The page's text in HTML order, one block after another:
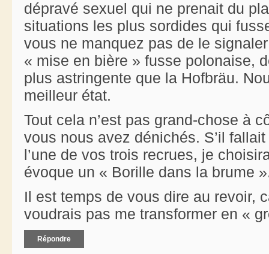
dépravé sexuel qui ne prenait du
situations les plus sordides qui
vous ne manquez pas de le
« mise en bière » fusse polonaise,
plus astringente que la Hofbräu.
meilleur état.
Tout cela n’est pas grand-chose à
vous nous avez dénichés. S’il
l’une de vos trois recrues, je
évoque un « Borille dans la brume
Il est temps de vous dire au revoir,
voudrais pas me transformer en «
Répondre